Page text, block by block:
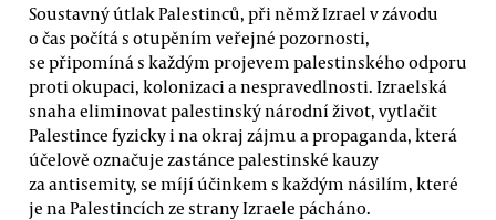
Soustavný útlak Palestinců, při němž Izrael v závodu
o čas počítá s otupěním veřejné pozornosti,
se připomíná s každým projevem palestinského odporu
proti okupaci, kolonizaci a nespravedlnosti. Izraelská
snaha eliminovat palestinský národní život, vytlačit
Palestince fyzicky i na okraj zájmu a propaganda, která
účelově označuje zastánce palestinské kauzy
za antisemity, se míjí účinkem s každým násilím, které
je na Palestincích ze strany Izraele pácháno.